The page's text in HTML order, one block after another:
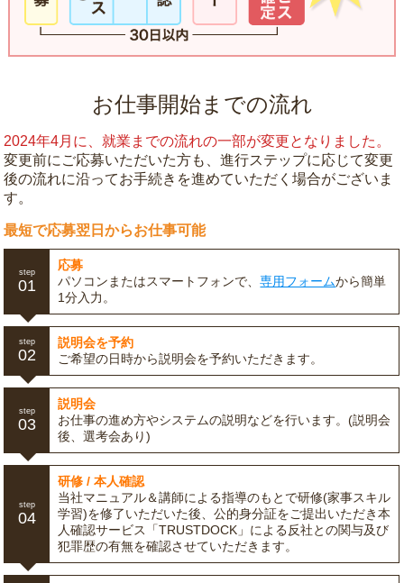
お仕事開始までの流れ
2024年4月に、就業までの流れの一部が変更となりました。
変更前にご応募いただいた方も、進行ステップに応じて変更
後の流れに沿ってお手続きを進めていただく場合がございま
す。
最短で応募翌日からお仕事可能
step
01
応募
パソコンまたはスマートフォンで、専用フォームから簡単
1分入力。
step
02
説明会を予約
ご希望の日時から説明会を予約いただきます。
step
03
説明会
お仕事の進め方やシステムの説明などを行います。(説明会
後、選考会あり)
step
04
研修 / 本人確認
当社マニュアル＆講師による指導のもとで研修(家事スキル
学習)を修了いただいた後、公的身分証をご提出いただき本
人確認サービス「TRUSTDOCK」による反社との関与及び
犯罪歴の有無を確認させていただきます。